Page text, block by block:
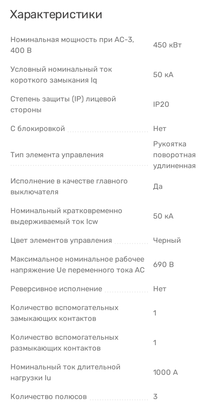
Характеристики
Номинальная мощность при AC-3,
400 В
450 кВт
Условный номинальный ток
короткого замыкания Iq
50 кА
Степень защиты (IP) лицевой
стороны
IP20
С блокировкой Нет
Тип элемента управления
Рукоятка
поворотная
удлиненная
Исполнение в качестве главного
выключателя
Да
Номинальный кратковременно
выдерживаемый ток Icw
50 кА
Цвет элементов управления Черный
Максимальное номинальное рабочее
напряжение Ue переменного тока AC
690 В
Реверсивное исполнение Нет
Количество вспомогательных
замыкающих контактов
1
Количество вспомогательных
размыкающих контактов
1
Номинальный ток длительной
нагрузки Iu
1000 А
Количество полюсов 3